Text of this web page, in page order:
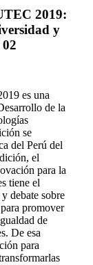
2019:
y
es una
de la
se
del Perú del
el
para la
tiene el
debate sobre
promover
de
De esa
para